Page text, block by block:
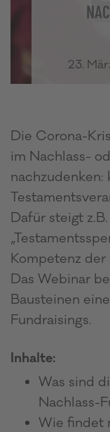
23.
Die Corona-
im Nachlass-
Dafür steigt
Kompetenz der
Das Webinar
Bausteinen
Fundraisings.
Inhalte:
Was sind
Nachlass-
Wie findet